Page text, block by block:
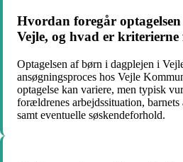
Hvordan foregår
Vejle, og hvad er
Optagelsen af børn i dagplejen i
ansøgningsproces hos Vejle
optagelse kan variere, men typisk
forældrenes arbejdssituation,
samt eventuelle søskendeforhold.